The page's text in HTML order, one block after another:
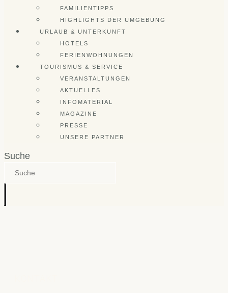
FAMILIENTIPPS
HIGHLIGHTS DER UMGEBUNG
URLAUB & UNTERKUNFT
HOTELS
FERIENWOHNUNGEN
TOURISMUS & SERVICE
VERANSTALTUNGEN
AKTUELLES
INFOMATERIAL
MAGAZINE
PRESSE
UNSERE PARTNER
Suche